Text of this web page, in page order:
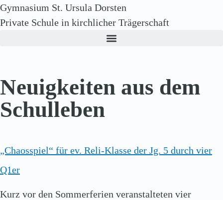
Gymnasium St. Ursula Dorsten
Private Schule in kirchlicher Trägerschaft
Neuigkeiten aus dem
Schulleben
„Chaosspiel“ für ev. Reli-Klasse der Jg. 5 durch vier
Q1er
Kurz vor den Sommerferien veranstalteten vier